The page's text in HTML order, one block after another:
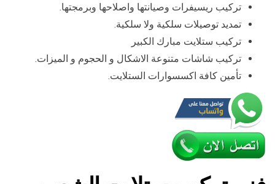
تركيب ريسيفرات وصيانتها واصلاحها وبرمجتها.
تمديد توصيلات سلكية ولا سلكية.
تركيب ستلايت مبارك الكبير
تركيب شاشات متنوعة الاشكال و الحجوم و الميزات.
تأمين كافة اكسسوارات الستلايت.